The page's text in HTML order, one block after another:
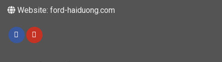
Website: ford-haiduong.com